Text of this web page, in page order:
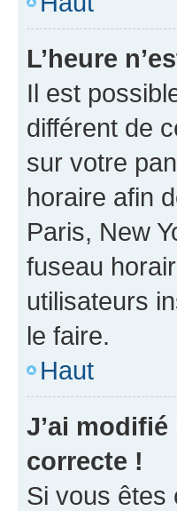
L’heure
Il est
différent de
sur votre
horaire afin
Paris, New
fuseau
utilisateurs
le faire.
Haut
J’ai
correcte !
Si vous êtes